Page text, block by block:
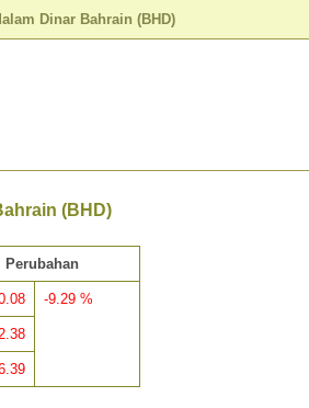
Dinar Bahrain (BHD)
(BHD)
Perubahan
-9.29 %